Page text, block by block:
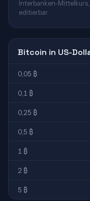
Interbanken-
editierbar.
Bitcoin in US-
0,05 ₿
0,1 ₿
0,25 ₿
0,5 ₿
1 ₿
2 ₿
5 ₿